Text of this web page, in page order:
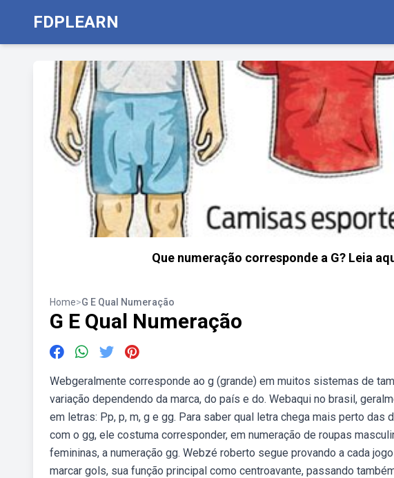
FDPLEARN
Que numeração corresponde a G? Leia
Home>G E Qual Numeração
G E Qual Numeração
Webgeralmente corresponde ao g (grande) em muitos sistemas de
variação dependendo da marca, do país e do. Webaqui no brasil,
em letras: Pp, p, m, g e gg. Para saber qual letra chega mais perto
com o gg, ele costuma corresponder, em numeração de roupas
femininas, a numeração gg. Webzé roberto segue provando a cada
marcar gols, sua função principal como centroavante, passando